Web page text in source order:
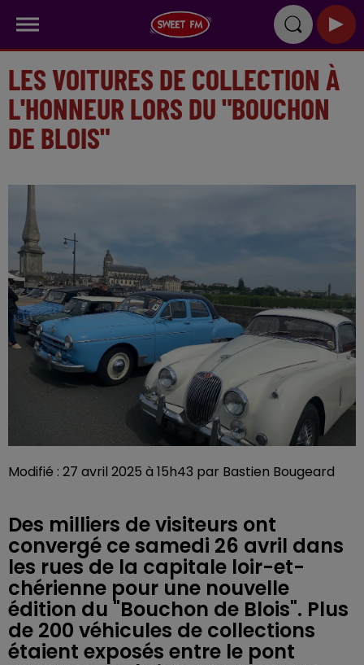
LES VOITURES DE COLLECTION À
L'HONNEUR LORS DU "BOUCHON
DE BLOIS"
Modifié : 27 avril 2025 à 15h43 par Bastien Bougeard
Des milliers de visiteurs ont
convergé ce samedi 26 avril dans
les rues de la capitale loir-et-
chérienne pour une nouvelle
édition du "Bouchon de Blois". Plus
de 200 véhicules de collections
étaient exposés entre le pont